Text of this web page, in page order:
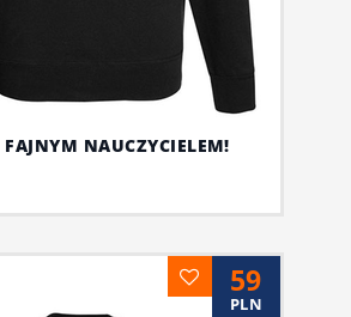
FAJNYM NAUCZYCIELEM!
59
PLN